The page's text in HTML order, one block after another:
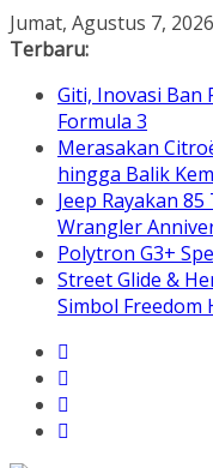
Skip
to
Jumat, Agustus 7, 2026
Terbaru:
Giti, Inovasi Ban
Formula 3
Merasakan
hingga Balik
Jeep Rayakan
Wrangler
Polytron G3+
Street Glide &
Simbol Freedom